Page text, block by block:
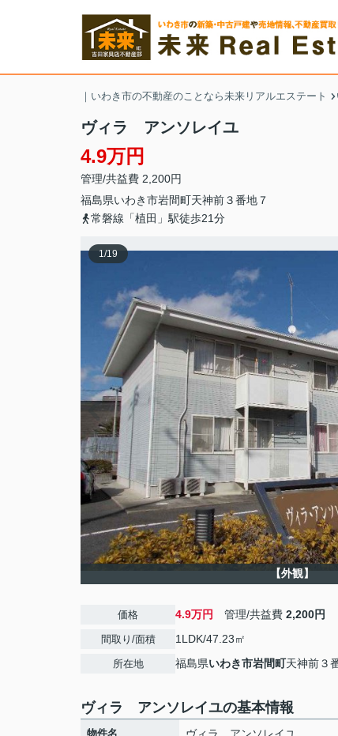
｜いわき市の不動産のことなら未来リアルエステート
ヴィラ アンソレイユ
4.9万円
管理/共益費 2,200円
福島県いわき市岩間町天神前３番地７
常磐線「植田」駅徒歩21分
1/19
【外観】
価格 4.9万円 管理/共益費 2,200円
間取り/面積 1LDK/47.23㎡
所在地 福島県いわき市岩間町天神前３
ヴィラ アンソレイユの基本情報
物件名